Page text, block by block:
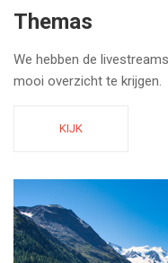
Themas
We hebben de
mooi overzicht te krijgen.
KIJK